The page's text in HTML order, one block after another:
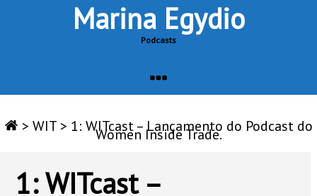
Marina Egydio
Podcasts
> WIT> 1: WITcast – Lançamento do Podcast do
Women Inside Trade.
1: WITcast –